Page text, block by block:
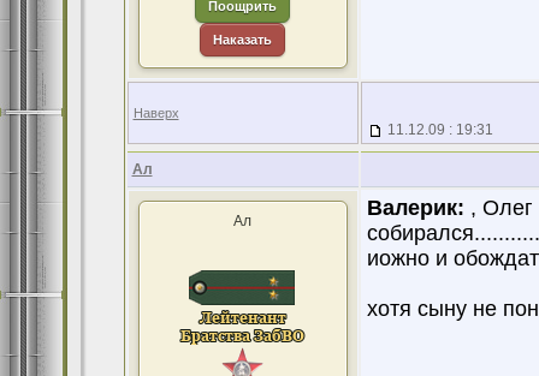
Поощрить
Наказать
Наверх
11.12.09 : 19:31
Ал
Ал
Валерик: , Олег
иожно и
хотя сыну не